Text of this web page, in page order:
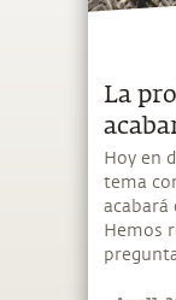
La
Hoy en
tema
acabará
Hemos